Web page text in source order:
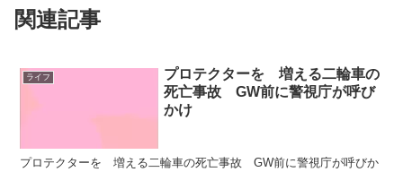
関連記事
ライフ
プロテクターを 増える二輪車の
死亡事故 GW前に警視庁が呼び
かけ
プロテクターを 増える二輪車の死亡事故 GW前に警視庁が呼びか